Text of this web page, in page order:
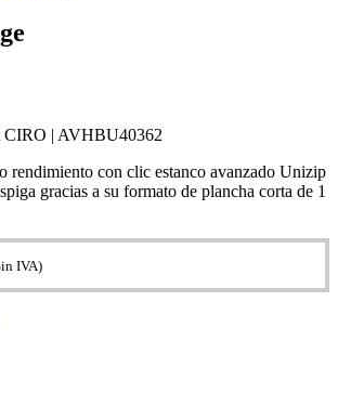
| AVHBU40362
rendimiento con clic estanco avanzado Unizip
gracias a su formato de plancha corta de 1
IVA)